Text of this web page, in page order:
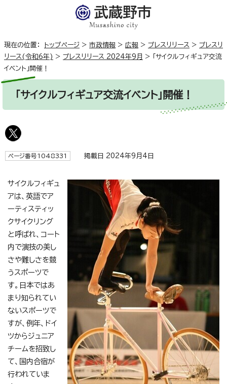
現在の位置： トップページ > 市政情報 > 広報 > プレスリリース > プレスリ
リース(令和6年) > プレスリリース 2024年9月 > 「サイクルフィギュア交流
イベント」開催！
「サイクルフィギュア交流イベント」開催！
ページ番号1048331 掲載日 2024年9月4日
サイクルフィギュ
アは、英語でア
ーティスティッ
クサイクリング
と呼ばれ、コート
内で演技の美し
さや難しさを競
うスポーツで
す。日本ではあ
まり知られてい
ないスポーツで
すが、例年、ドイ
ツからジュニア
チームを招致し
て、国内合宿が
行われていま